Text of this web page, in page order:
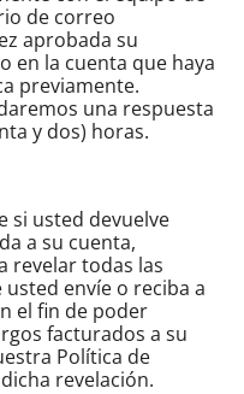
de correo
aprobada su
en la cuenta que haya
previamente.
una respuesta
y dos) horas.
si usted devuelve
a su cuenta,
revelar todas las
envíe o reciba a
el fin de poder
facturados a su
Política de
revelación.